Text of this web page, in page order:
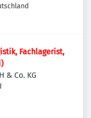
Fachlagerist,
& Co. KG